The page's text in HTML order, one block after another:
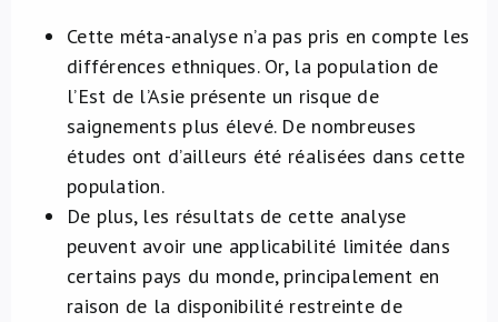
Cette méta-analyse n’a pas pris en compte les
différences ethniques. Or, la population de
l’Est de l’Asie présente un risque de
saignements plus élevé. De nombreuses
études ont d’ailleurs été réalisées dans cette
population.
De plus, les résultats de cette analyse
peuvent avoir une applicabilité limitée dans
certains pays du monde, principalement en
raison de la disponibilité restreinte de